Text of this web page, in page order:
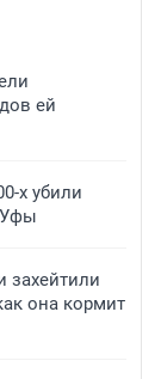
ей
х убили
Уфы
захейтили
она кормит